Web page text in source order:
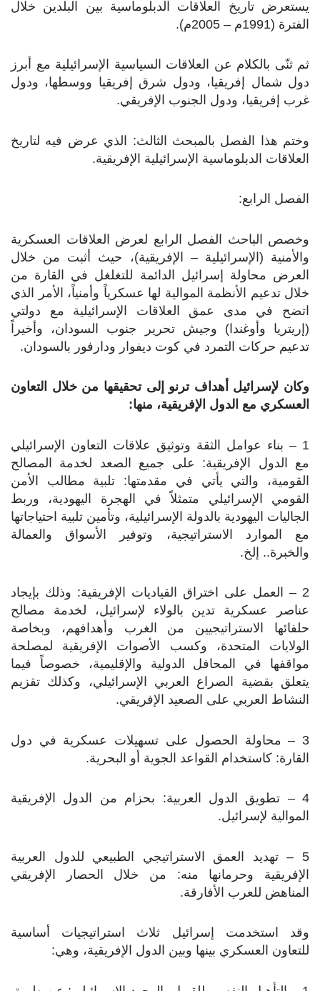
يستعرض تاريخ العلاقات الدبلوماسية بين البلدين خلال
الفترة (1991م – 2005م).
ثم ثنّى بالكلام عن العلاقات السياسية الإسرائيلية مع أبرز
دول شمال إفريقيا، ودول شرق إفريقيا ووسطها، ودول
غرب إفريقيا، ودول الجنوب الإفريقي.
وختم هذا الفصل بالمبحث الثالث: الذي عرض فيه لتاريخ
العلاقات الدبلوماسية الإسرائيلية الإفريقية.
الفصل الرابع:
وخصص الباحث الفصل الرابع لعرض العلاقات العسكرية
والأمنية (الإسرائيلية – الإفريقية)، حيث أثبت من خلال
العرض محاولة إسرائيل الدائمة للتغلغل في القارة من
خلال تدعيم الأنظمة الموالية لها عسكرياً وأمنياً، الأمر الذي
اتضح في مدى عمق العلاقات الإسرائيلية مع دولتي
(إريتريا وأوغندا) وجيش تحرير جنوب السودان، وأخيراً
تدعيم حركات التمرد في كوت ديفوار ودارفور بالسودان.
وكان لإسرائيل أهداف ترنو إلى تحقيقها من خلال التعاون
العسكري مع الدول الإفريقية، منها:
1 – بناء عوامل الثقة وتوثيق علاقات التعاون الإسرائيلي
مع الدول الإفريقية: على جميع الصعد لخدمة المصالح
القومية، والتي يأتي في مقدمتها: تلبية مطالب الأمن
القومي الإسرائيلي متمثلاً في الهجرة اليهودية، وربط
الجاليات اليهودية بالدولة الإسرائيلية، وتأمين تلبية احتياجاتها
مع الموارد الاستراتيجية، وتوفير الأسواق والعمالة
والخبرة.. إلخ.
2 – العمل على اختراق القياديات الإفريقية: وذلك بإيجاد
عناصر عسكرية تدين بالولاء لإسرائيل، لخدمة مصالح
حلفائها الاستراتيجيين من الغرب وأهدافهم، وبخاصة
الولايات المتحدة، وكسب الأصوات الإفريقية لمصلحة
مواقفها في المحافل الدولية والإقليمية، خصوصاً فيما
يتعلق بقضية الصراع العربي الإسرائيلي، وكذلك تقزيم
النشاط العربي على الصعيد الإفريقي.
3 – محاولة الحصول على تسهيلات عسكرية في دول
القارة: كاستخدام القواعد الجوية أو البحرية.
4 – تطويق الدول العربية: بحزام من الدول الإفريقية
الموالية لإسرائيل.
5 – تهديد العمق الاستراتيجي الطبيعي للدول العربية
الإفريقية وحرمانها منه: من خلال الحصار الإفريقي
المناهض للعرب الأفارقة.
وقد استخدمت إسرائيل ثلاث استراتيجيات أساسية
للتعاون العسكري بينها وبين الدول الإفريقية، وهي: